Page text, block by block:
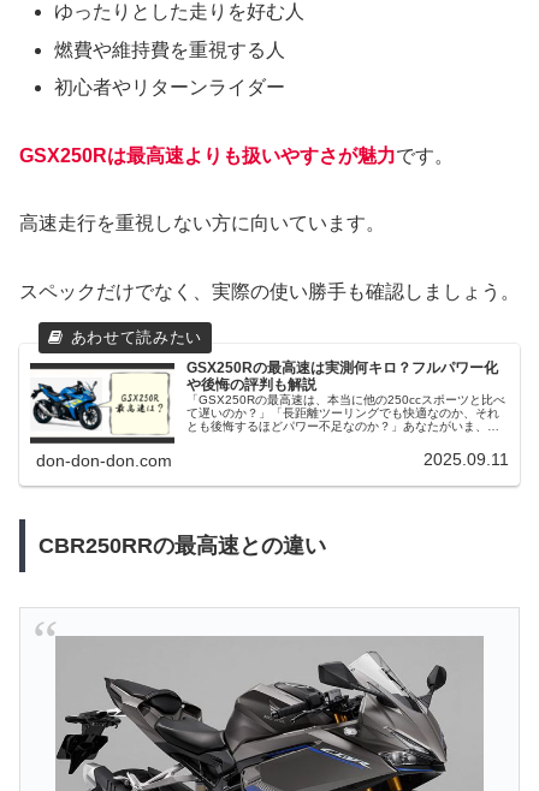
ゆったりとした走りを好む人
燃費や維持費を重視する人
初心者やリターンライダー
GSX250Rは最高速よりも扱いやすさが魅力です。
高速走行を重視しない方に向いています。
スペックだけでなく、実際の使い勝手も確認しましょう。
GSX250Rの最高速は実測何キロ？フルパワー化
や後悔の評判も解説
「GSX250Rの最高速は、本当に他の250ccスポーツと比べ
て遅いのか？」「長距離ツーリングでも快適なのか、それ
とも後悔するほどパワー不足なのか？」あなたがいま、そ
don-don-don.com 2025.09.11
CBR250RRの最高速との違い